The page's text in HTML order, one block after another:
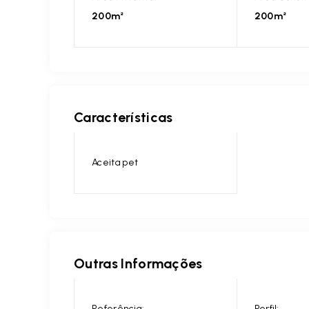
200m²
200m²
Características
Aceita pet
Outras Informações